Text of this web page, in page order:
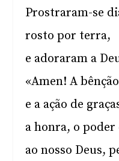
Prostraram-se
rosto por terra,
e adoraram a
«Amen! A
e a ação de
a honra, o poder
ao nosso Deus,